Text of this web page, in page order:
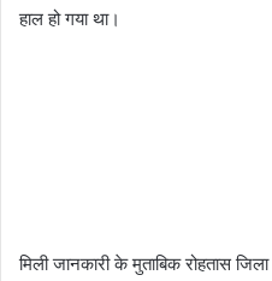
हाल हो गया था।
मिली जानकारी के मुताबिक रोहतास